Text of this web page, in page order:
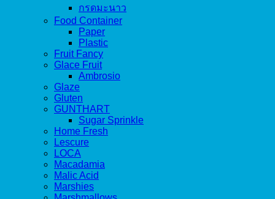
กรดมะนาว
Food Container
Paper
Plastic
Fruit Fancy
Glace Fruit
Ambrosio
Glaze
Gluten
GUNTHART
Sugar Sprinkle
Home Fresh
Lescure
LOCA
Macadamia
Malic Acid
Marshies